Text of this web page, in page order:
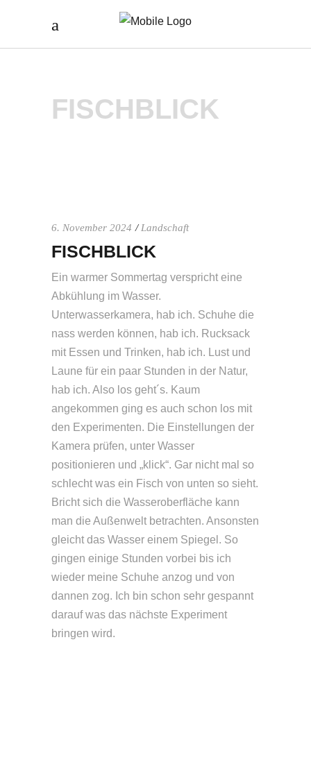
FISCHBLICK
6. November 2024 Landschaft
FISCHBLICK
Ein warmer Sommertag verspricht eine
Abkühlung im Wasser.
Unterwasserkamera, hab ich. Schuhe die
nass werden können, hab ich. Rucksack
mit Essen und Trinken, hab ich. Lust und
Laune für ein paar Stunden in der Natur,
hab ich. Also los geht´s. Kaum
angekommen ging es auch schon los mit
den Experimenten. Die Einstellungen der
Kamera prüfen, unter Wasser
positionieren und „klick“. Gar nicht mal so
schlecht was ein Fisch von unten so sieht.
Bricht sich die Wasseroberfläche kann
man die Außenwelt betrachten. Ansonsten
gleicht das Wasser einem Spiegel. So
gingen einige Stunden vorbei bis ich
wieder meine Schuhe anzog und von
dannen zog. Ich bin schon sehr gespannt
darauf was das nächste Experiment
bringen wird.